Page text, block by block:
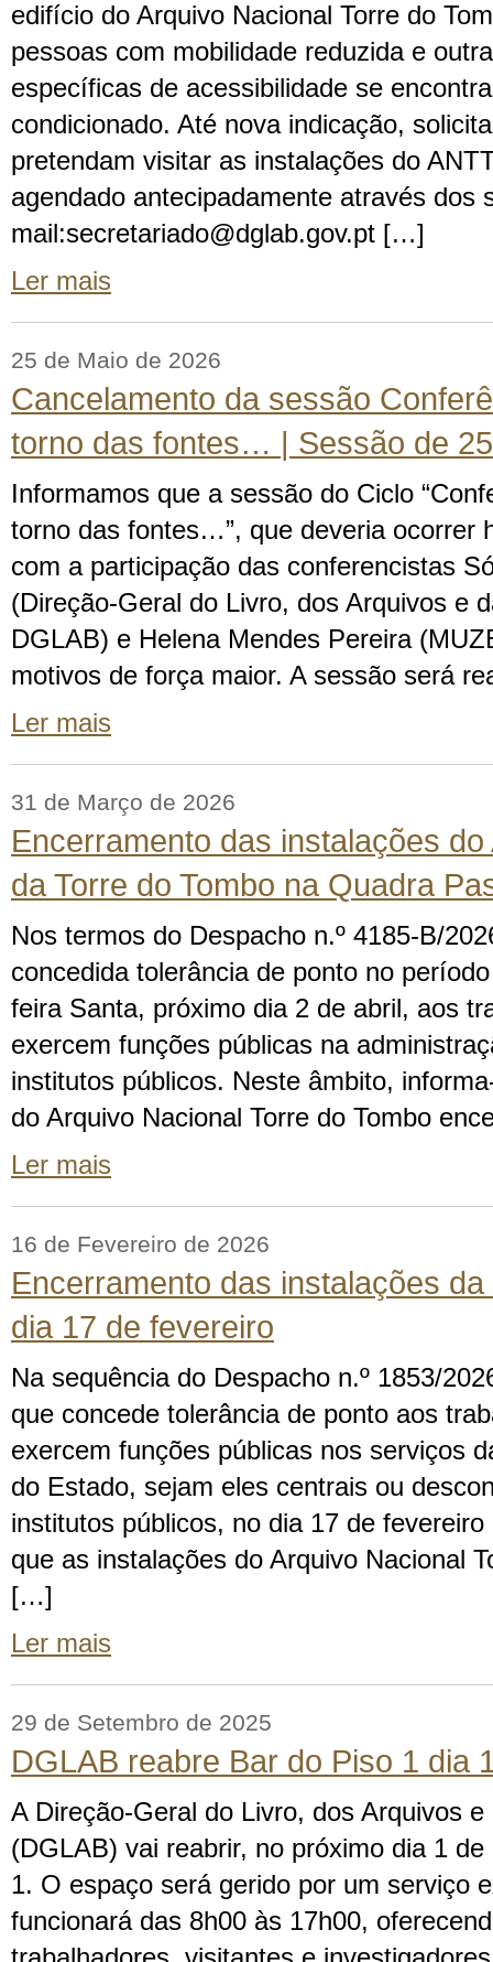
edifício do Arquivo Nacional Torre do
pessoas com mobilidade reduzida e
específicas de acessibilidade se
condicionado. Até nova indicação,
pretendam visitar as instalações do
agendado antecipadamente através dos
mail:secretariado@dglab.gov.pt […]
Ler mais
25 de Maio de 2026
Cancelamento da sessão
torno das fontes… | Sessão de
Informamos que a sessão do Ciclo
torno das fontes…”, que deveria ocorrer
com a participação das conferencistas
(Direção-Geral do Livro, dos Arquivos e
DGLAB) e Helena Mendes Pereira
motivos de força maior. A sessão será
Ler mais
31 de Março de 2026
Encerramento das instalações
da Torre do Tombo na Quadra
Nos termos do Despacho n.º 4185-B/
concedida tolerância de ponto no
feira Santa, próximo dia 2 de abril, aos
exercem funções públicas na
institutos públicos. Neste âmbito,
do Arquivo Nacional Torre do Tombo
Ler mais
16 de Fevereiro de 2026
Encerramento das instalações
dia 17 de fevereiro
Na sequência do Despacho n.º 1853/
que concede tolerância de ponto aos
exercem funções públicas nos serviços
do Estado, sejam eles centrais ou
institutos públicos, no dia 17 de
que as instalações do Arquivo Nacional
[…]
Ler mais
29 de Setembro de 2025
DGLAB reabre Bar do Piso 1 dia
A Direção-Geral do Livro, dos Arquivos
(DGLAB) vai reabrir, no próximo dia 1
1. O espaço será gerido por um serviço
funcionará das 8h00 às 17h00,